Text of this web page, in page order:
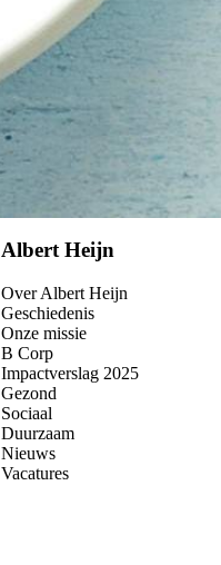
Albert Heijn
Over Albert Heijn
Geschiedenis
Onze missie
B Corp
Impactverslag 2025
Gezond
Sociaal
Duurzaam
Nieuws
Vacatures